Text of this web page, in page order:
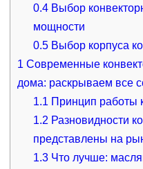
0.4 Выбор
мощности
0.5 Выбор корпуса
1 Современные
дома: раскрываем все
1.1 Принцип работы
1.2 Разновидности
представлены на
1.3 Что лучше: